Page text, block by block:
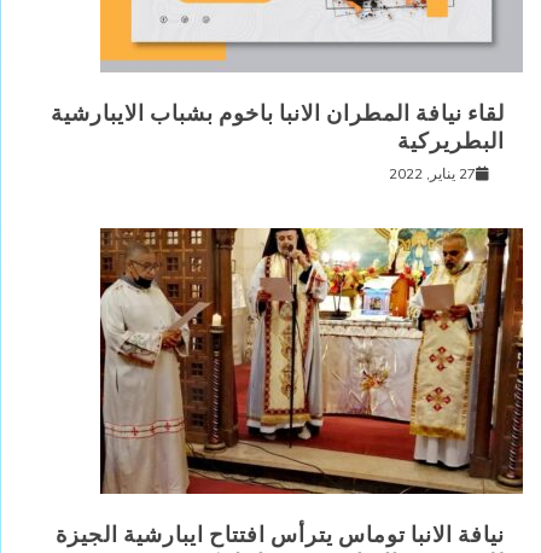
لقاء نيافة المطران الانبا باخوم بشباب الايبارشية
البطريركية
27 يناير, 2022
نيافة الانبا توماس يترأس افتتاح ايبارشية الجيزة